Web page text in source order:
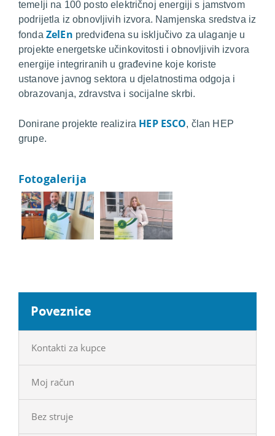
temelji na 100 posto električnoj energiji s jamstvom
podrijetla iz obnovljivih izvora. Namjenska sredstva iz
fonda ZelEn predviđena su isključivo za ulaganje u
projekte energetske učinkovitosti i obnovljivih izvora
energije integriranih u građevine koje koriste
ustanove javnog sektora u djelatnostima odgoja i
obrazovanja, zdravstva i socijalne skrbi.
Donirane projekte realizira HEP ESCO, član HEP
grupe.
Fotogalerija
Poveznice
Kontakti za kupce
Moj račun
Bez struje